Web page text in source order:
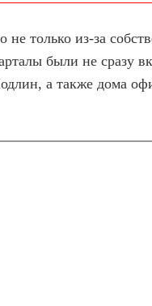
только из-за
были не сразу
а также дома